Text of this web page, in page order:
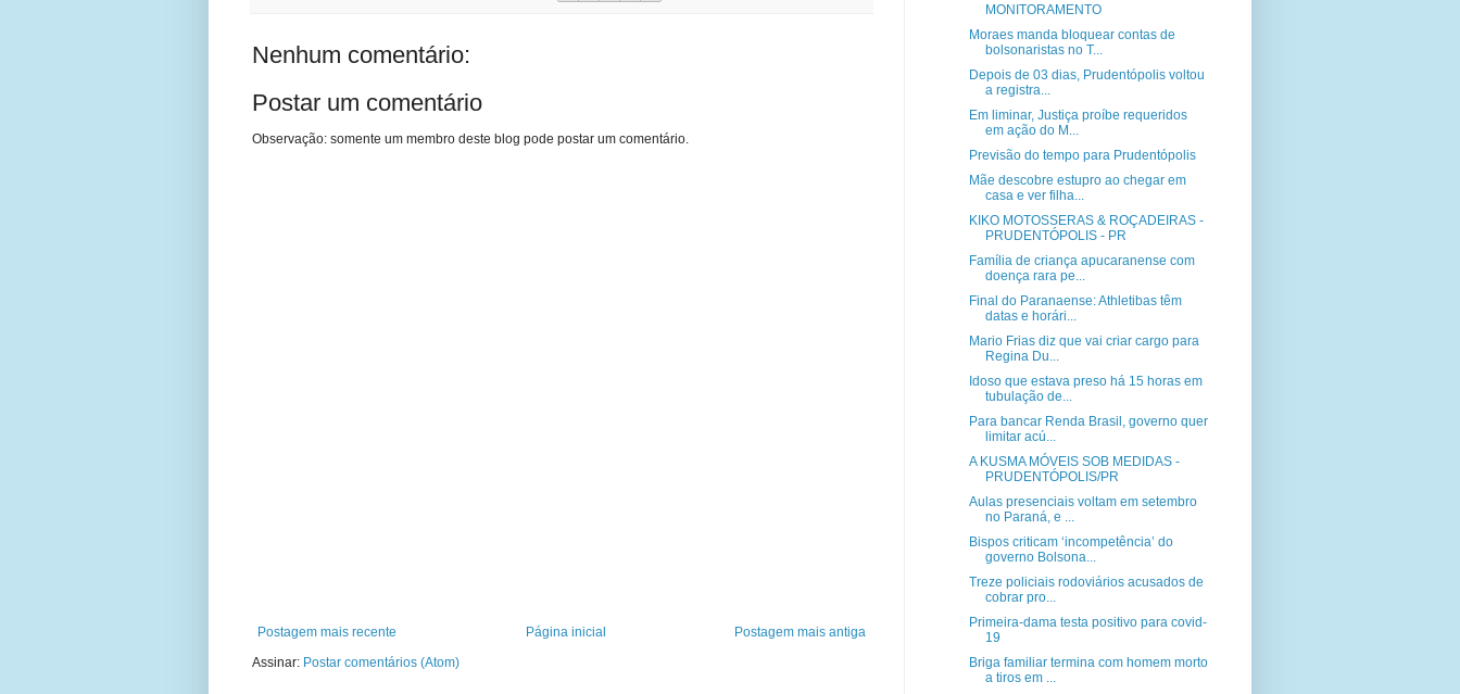
Nenhum comentário:
Postar um comentário
Observação: somente um membro deste blog pode postar um comentário.
Postagem mais recente Postagem mais antiga
Página inicial
Assinar: Postar comentários (Atom)
MONITORAMENTO
Moraes manda bloquear contas de
bolsonaristas no T...
Depois de 03 dias, Prudentópolis voltou
a registra...
Em liminar, Justiça proíbe requeridos
em ação do M...
Previsão do tempo para Prudentópolis
Mãe descobre estupro ao chegar em
casa e ver filha...
KIKO MOTOSSERAS & ROÇADEIRAS -
PRUDENTÓPOLIS - PR
Família de criança apucaranense com
doença rara pe...
Final do Paranaense: Athletibas têm
datas e horári...
Mario Frias diz que vai criar cargo para
Regina Du...
Idoso que estava preso há 15 horas em
tubulação de...
Para bancar Renda Brasil, governo quer
limitar acú...
A KUSMA MÓVEIS SOB MEDIDAS -
PRUDENTÓPOLIS/PR
Aulas presenciais voltam em setembro
no Paraná, e ...
Bispos criticam ‘incompetência’ do
governo Bolsona...
Treze policiais rodoviários acusados de
cobrar pro...
Primeira-dama testa positivo para covid-
19
Briga familiar termina com homem morto
a tiros em ...